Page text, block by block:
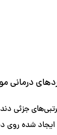
جزئی
شده روی